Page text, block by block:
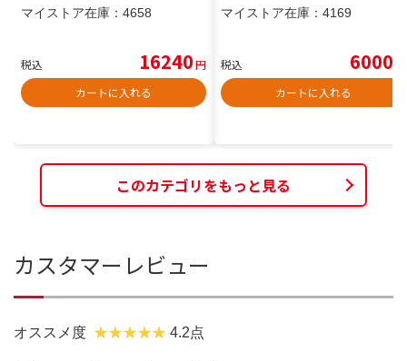
マイストア在庫： 4658
税込 16240円
カートに入れる
マイストア在庫： 4169
税込 6000
カートに入れる
このカテゴリをもっと見る
カスタマーレビュー
オススメ度 4.2点